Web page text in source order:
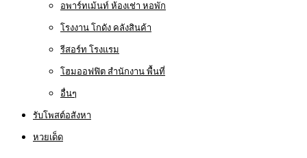
อพาร์ทเม้นท์ ห้องเช่า หอพัก
โรงงาน โกดัง คลังสินค้า
รีสอร์ท โรงแรม
โฮมออฟฟิต สำนักงาน พื้นที่
อื่นๆ
รับโพสต์อสังหา
หวยเด็ด